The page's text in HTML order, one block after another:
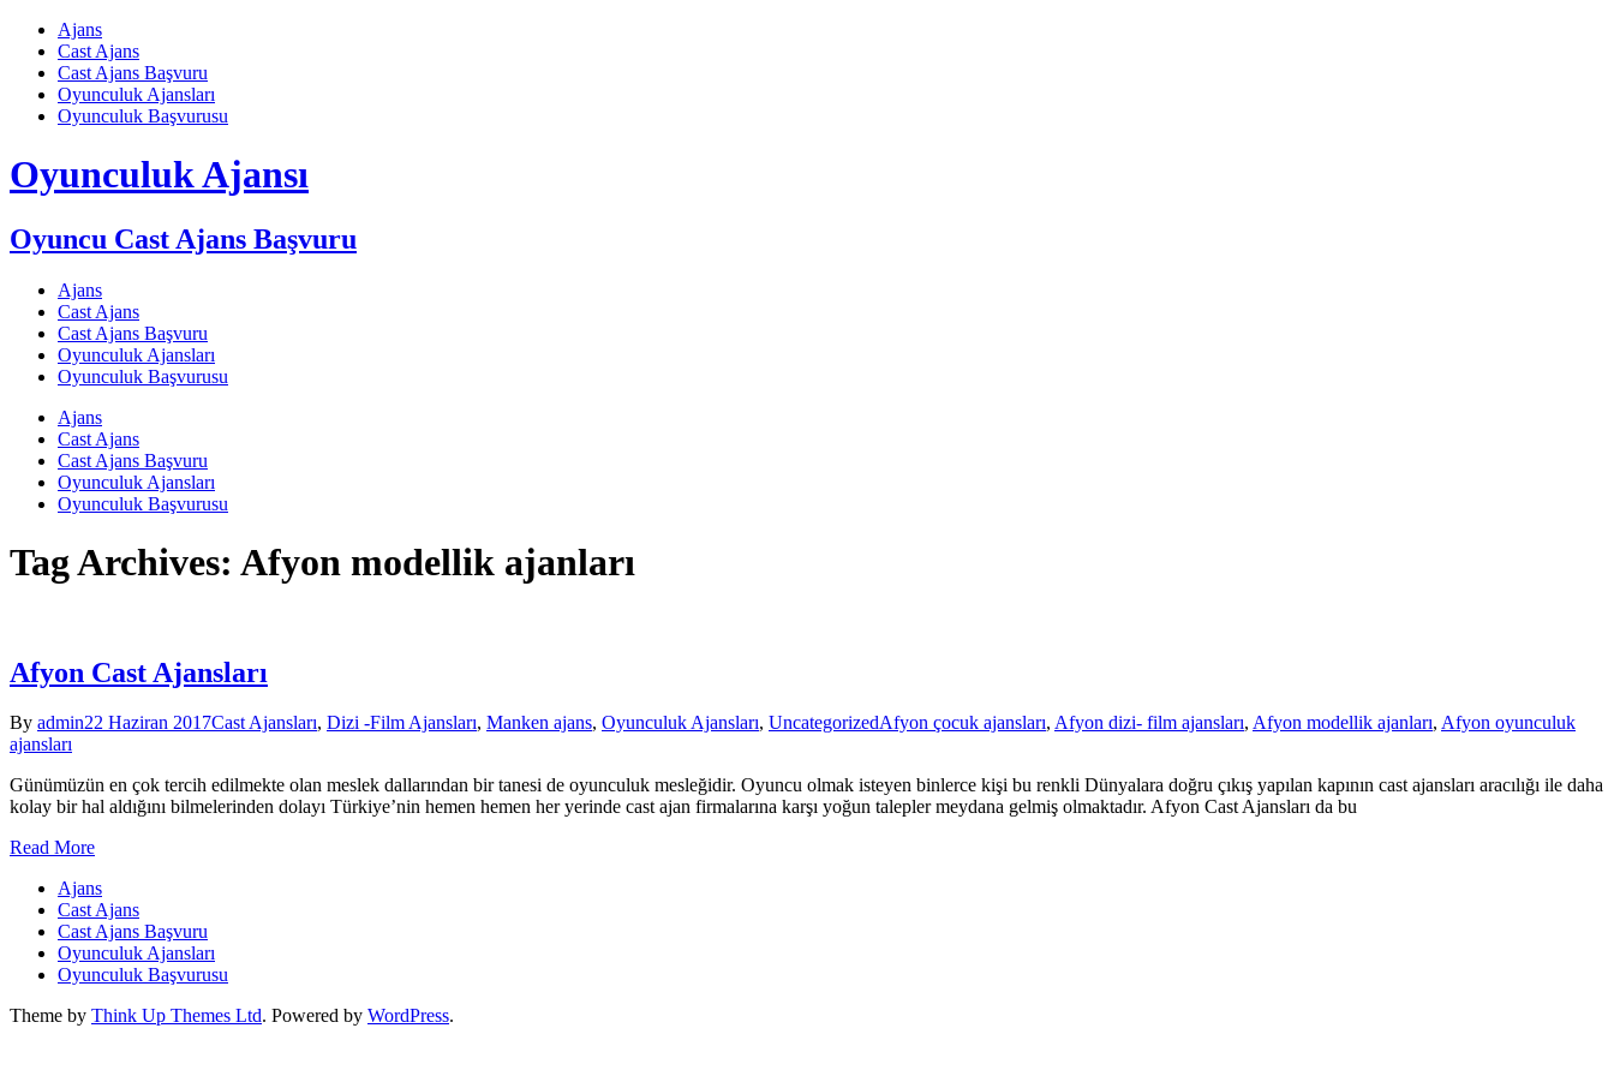
Skip
content
Ajans
Cast Ajans
Cast Ajans Başvuru
Oyunculuk Ajansları
Oyunculuk Başvurusu
Oyunculuk Ajansı
Oyuncu Cast Ajans Başvuru
Ajans
Cast Ajans
Cast Ajans Başvuru
Oyunculuk Ajansları
Oyunculuk Başvurusu
Ajans
Cast Ajans
Cast Ajans Başvuru
Oyunculuk Ajansları
Oyunculuk Başvurusu
Tag Archives: Afyon modellik ajanları
Afyon Cast Ajansları
By admin22 Haziran 2017Cast Ajansları, Dizi -Film Ajansları, Manken ajans, Oyunculuk Ajansları, UncategorizedAfyon çocuk ajansları, Afyon dizi- film ajansları, Afyon modellik ajanları, Afyon oyunculuk
ajansları
Günümüzün en çok tercih edilmekte olan meslek dallarından bir tanesi de oyunculuk mesleğidir. Oyuncu olmak isteyen binlerce kişi bu renkli Dünyalara doğru çıkış yapılan kapının cast ajansları aracılığı ile daha
kolay bir hal aldığını bilmelerinden dolayı Türkiye’nin hemen hemen her yerinde cast ajan firmalarına karşı yoğun talepler meydana gelmiş olmaktadır. Afyon Cast Ajansları da bu
Read More
Ajans
Cast Ajans
Cast Ajans Başvuru
Oyunculuk Ajansları
Oyunculuk Başvurusu
Theme by Think Up Themes Ltd. Powered by WordPress.